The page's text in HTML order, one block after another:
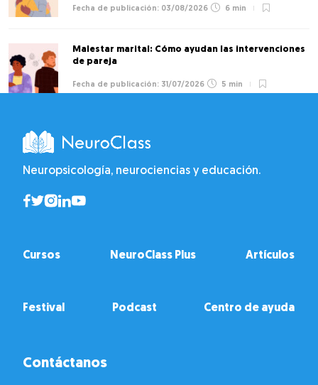
03/08/2026 6 min
Malestar marital: Cómo ayudan las intervenciones
de pareja
31/07/2026 5 min
Neuropsicología, neurociencias y educación.
Cursos NeuroClass Plus Artículos
Festival Podcast Centro de ayuda
Contáctanos